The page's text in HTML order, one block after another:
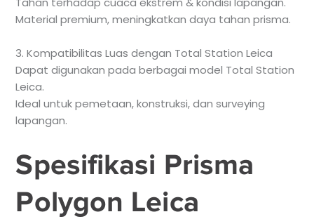
Material premium, meningkatkan daya tahan prisma.
3. Kompatibilitas Luas dengan Total Station Leica
Dapat digunakan pada berbagai model Total Station
Leica.
Ideal untuk pemetaan, konstruksi, dan surveying
lapangan.
Spesifikasi Prisma
Polygon Leica